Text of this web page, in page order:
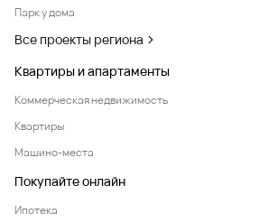
Парк у дома
Все проекты региона
Квартиры и апартаменты
Коммерческая недвижимость
Квартиры
Машино-места
Покупайте онлайн
Ипотека